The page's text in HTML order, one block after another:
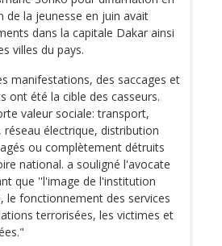
la jeunesse en juin avait
dans la capitale Dakar ainsi
villes du pays.
manifestations, des saccages et
ont été la cible des casseurs.
valeur sociale: transport,
électrique, distribution
ou complètement détruits
national. a souligné l'avocate
que ''l'image de l'institution
le fonctionnement des services
terrorisées, les victimes et